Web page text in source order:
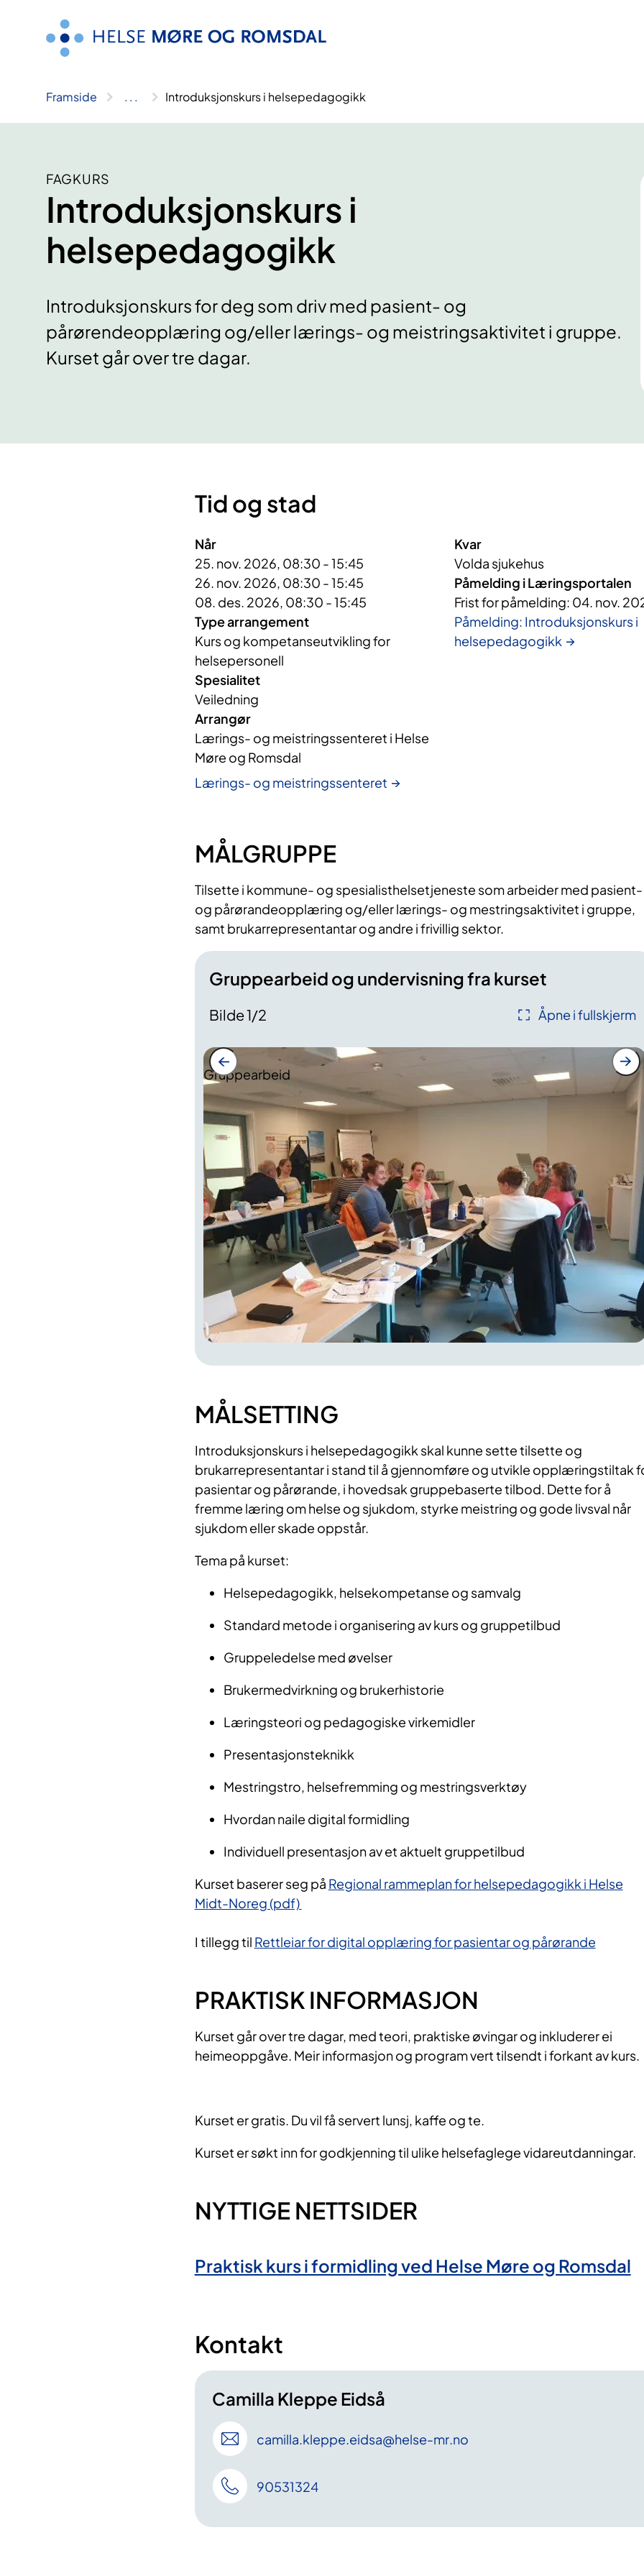
Framside .. . Introduksjonskurs i helsepedagogikk
FAGKURS
Introduksjonskurs i
helsepedagogikk
Introduksjonskurs for deg som driv med pasient- og
pårørendeopplæring og/eller lærings- og meistringsaktivitet i gruppe.
Kurset går over tre dagar.
Tid og stad
Når
25. nov. 2026, 08:30 - 15:45
26. nov. 2026, 08:30 - 15:45
08. des. 2026, 08:30 - 15:45
Type arrangement
Kurs og kompetanseutvikling for
helsepersonell
Spesialitet
Veiledning
Arrangør
Lærings- og meistringssenteret i Helse
Møre og Romsdal
Lærings- og meistringssenteret
Kvar
Volda sjukehus
Påmelding i Læringsportalen
Frist for påmelding: 04. nov.
Påmelding: Introduksjonskurs i
helsepedagogikk
MÅLGRUPPE
Tilsette i kommune- og spesialisthelsetjeneste som arbeider med pasient-
og pårørandeopplæring og/eller lærings- og mestringsaktivitet i gruppe,
samt brukarrepresentantar og andre i frivillig sektor.
Gruppearbeid og undervisning fra kurset
Bilde1/2 Åpne i fullskjerm
Gruppearbeid
MÅLSETTING
Introduksjonskurs i helsepedagogikk skal kunne sette tilsette og
brukarrepresentantar i stand til å gjennomføre og utvikle opplæringstiltak
pasientar og pårørande, i hovedsak gruppebaserte tilbod. Dette for å
fremme læring om helse og sjukdom, styrke meistring og gode livsval når
sjukdom eller skade oppstår.
Tema på kurset:
Helsepedagogikk, helsekompetanse og samvalg
Standard metode i organisering av kurs og gruppetilbud
Gruppeledelse med øvelser
Brukermedvirkning og brukerhistorie
Læringsteori og pedagogiske virkemidler
Presentasjonsteknikk
Mestringstro, helsefremming og mestringsverktøy
Hvordan naile digital formidling
Individuell presentasjon av et aktuelt gruppetilbud
Kurset baserer seg på Regional rammeplan for helsepedagogikk i Helse
Midt-Noreg (pdf)
I tillegg til Rettleiar for digital opplæring for pasientar og pårørande
PRAKTISK INFORMASJON
Kurset går over tre dagar, med teori, praktiske øvingar og inkluderer ei
heimeoppgåve. Meir informasjon og program vert tilsendt i forkant av kurs.
Kurset er gratis. Du vil få servert lunsj, kaffe og te.
Kurset er søkt inn for godkjenning til ulike helsefaglege vidareutdanningar.
NYTTIGE NETTSIDER
Praktisk kurs i formidling ved Helse Møre og Romsdal
Kontakt
Camilla Kleppe Eidså
camilla.kleppe.eidsa@helse-mr.no
90531324